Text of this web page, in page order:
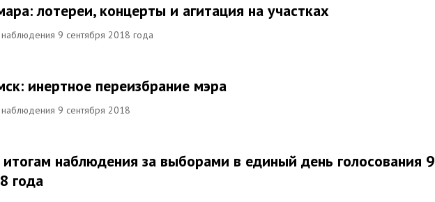
лотереи, концерты и агитация на участках
9 сентября 2018 года
инертное переизбрание мэра
9 сентября 2018
итогам наблюдения за выборами в единый день голосования 9
года